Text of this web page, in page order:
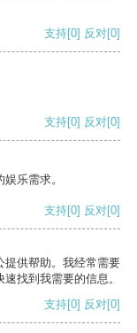
支持[0] 反对[0]
支持[0] 反对[0]
乐需求。
支持[0] 反对[0]
提供帮助。我经常需要
找到我需要的信息。
支持[0] 反对[0]